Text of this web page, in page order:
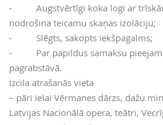
- Augstvērtīgi koka logi ar
nodrošina teicamu skaņas izolāciju;
- Slēgts, sakopts iekšpagalms;
- Par papildus samaksu
pagrabstāvā.
Izcila atrašanās vieta
– pāri ielai Vērmanes dārzs, dažu
Latvijas Nacionālā opera, teātri,